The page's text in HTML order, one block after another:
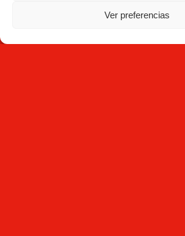
Ver preferencias
+34 93 736 35 00